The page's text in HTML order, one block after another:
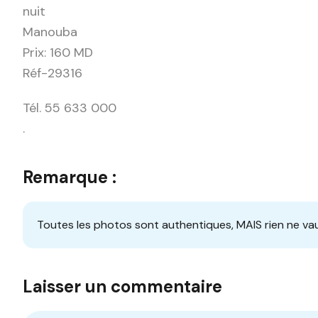
nuit
Manouba
Prix: 160 MD
Réf-29316
Tél. 55 633 000
.
Remarque :
Toutes les photos sont authentiques, MAIS rien ne
Laisser un commentaire